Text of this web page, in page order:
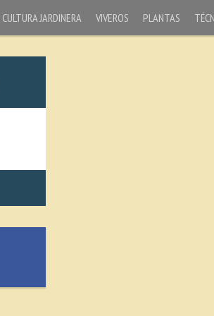
CULTURA JARDINERA VIVEROS PLANTAS